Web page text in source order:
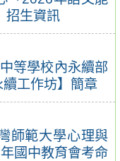
招生資訊
等學校內永續部
工作坊】簡章
師範大學心理與
國中教育會考命